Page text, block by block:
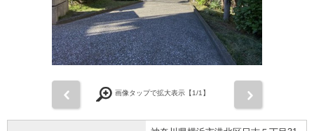
画像タップで拡大表示【1/1】